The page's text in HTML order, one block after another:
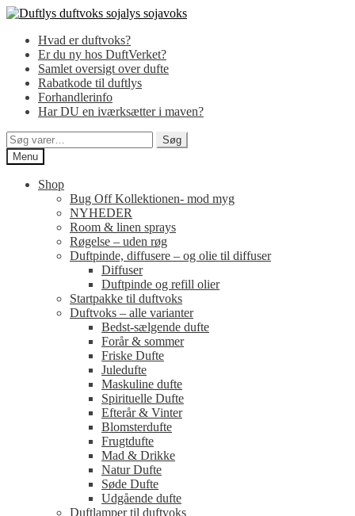
Spring
navigation
Spring
indholdHvad er duftvoks?
Er du ny hos DuftVerket?
Samlet oversigt over dufte
Rabatkode til duftlys
Forhandlerinfo
Har DU en iværksætter i maven?
Søg
efter:
Søg
Menu
Shop
Bug Off Kollektionen- mod myg
NYHEDER
Room & linen sprays
Røgelse – uden røg
Duftpinde, diffusere – og olie til diffuser
Diffuser
Duftpinde og refill olier
Startpakke til duftvoks
Duftvoks – alle varianter
Bedst-sælgende dufte
Forår & sommer
Friske Dufte
Juledufte
Maskuline dufte
Spirituelle Dufte
Efterår & Vinter
Blomsterdufte
Frugtdufte
Mad & Drikke
Natur Dufte
Søde Dufte
Udgående dufte
Duftlamper til duftvoks